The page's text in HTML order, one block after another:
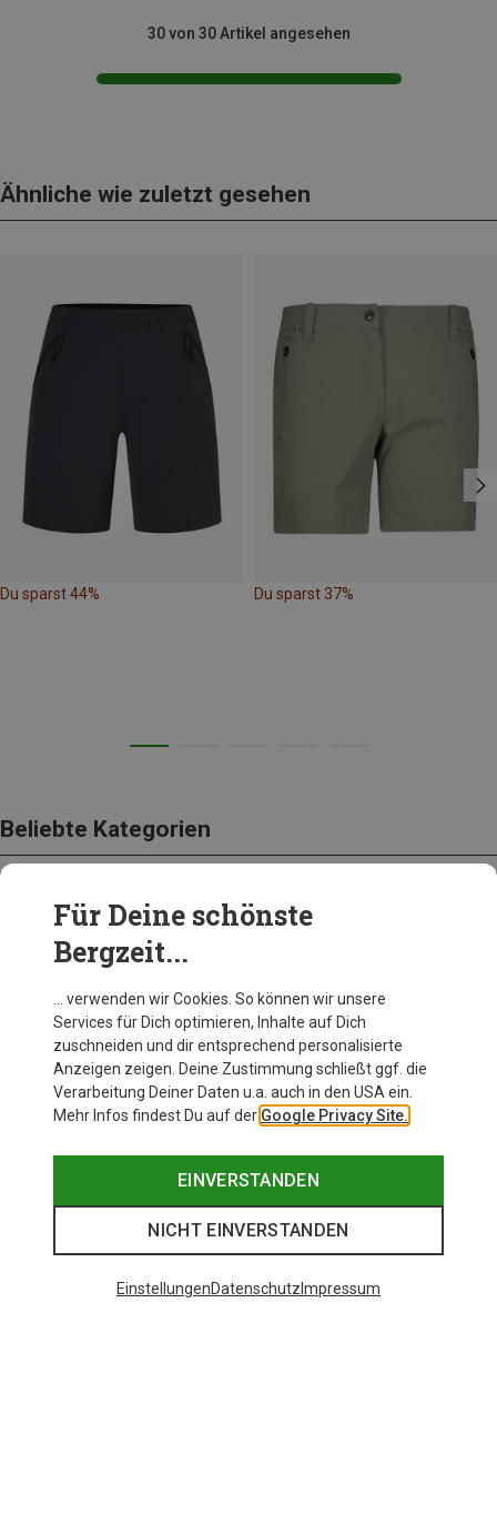
30 von 30 Artikel angesehen
Ähnliche wie zuletzt gesehen
Du sparst 44% Du sparst 37%
Beliebte Kategorien
BEKLEIDUNG
Für Deine schönste
Bergzeit...
… verwenden wir Cookies. So können wir unsere
Services für Dich optimieren, Inhalte auf Dich
zuschneiden und dir entsprechend personalisierte
Anzeigen zeigen. Deine Zustimmung schließt ggf. die
Verarbeitung Deiner Daten u.a. auch in den USA ein.
Mehr Infos findest Du auf der Google Privacy Site.
EINVERSTANDEN
NICHT EINVERSTANDEN
EinstellungenDatenschutz Impressum